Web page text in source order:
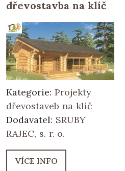
dřevostavba na klíč
Kategorie: Projekty
dřevostaveb na klíč
Dodavatel: SRUBY
RAJEC, s. r. o.
VÍCE INFO